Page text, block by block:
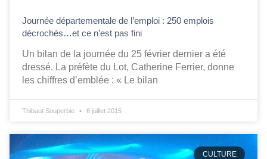
Journée départementale de l’emploi : 250 emplois
décrochés…et ce n’est pas fini
Un bilan de la journée du 25 février dernier a été
dressé. La préfète du Lot, Catherine Ferrier, donne
les chiffres d’emblée : « Le bilan
Thibaut Souperbie 6 juillet 2015
CULTURE